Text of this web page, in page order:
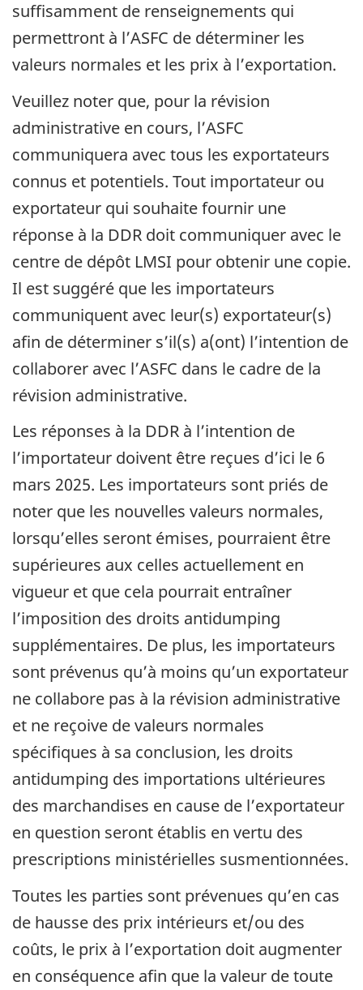
suffisamment de renseignements qui
permettront à l’ASFC de déterminer les
valeurs normales et les prix à l’exportation.
Veuillez noter que, pour la révision
administrative en cours, l’ASFC
communiquera avec tous les exportateurs
connus et potentiels. Tout importateur ou
exportateur qui souhaite fournir une
réponse à la DDR doit communiquer avec le
centre de dépôt LMSI pour obtenir une copie.
Il est suggéré que les importateurs
communiquent avec leur(s) exportateur(s)
afin de déterminer s’il(s) a(ont) l’intention de
collaborer avec l’ASFC dans le cadre de la
révision administrative.
Les réponses à la DDR à l’intention de
l’importateur doivent être reçues d’ici le 6
mars 2025. Les importateurs sont priés de
noter que les nouvelles valeurs normales,
lorsqu’elles seront émises, pourraient être
supérieures aux celles actuellement en
vigueur et que cela pourrait entraîner
l’imposition des droits antidumping
supplémentaires. De plus, les importateurs
sont prévenus qu’à moins qu’un exportateur
ne collabore pas à la révision administrative
et ne reçoive de valeurs normales
spécifiques à sa conclusion, les droits
antidumping des importations ultérieures
des marchandises en cause de l’exportateur
en question seront établis en vertu des
prescriptions ministérielles susmentionnées.
Toutes les parties sont prévenues qu’en cas
de hausse des prix intérieurs et/ou des
coûts, le prix à l’exportation doit augmenter
en conséquence afin que la valeur de toute